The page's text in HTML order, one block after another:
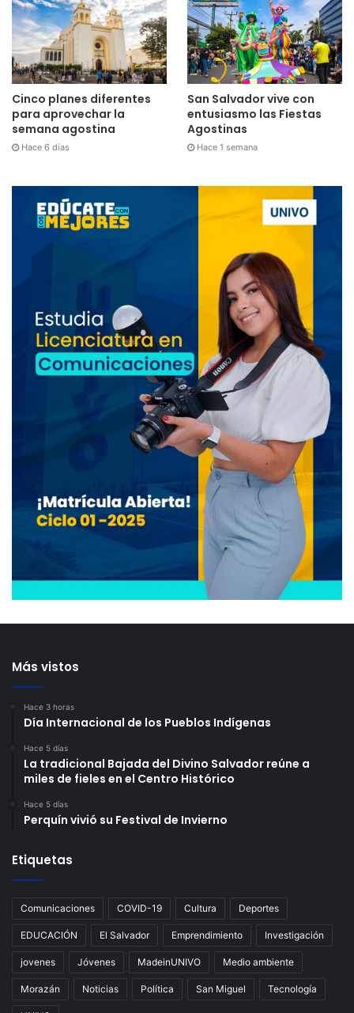
Cinco planes diferentes
para aprovechar la
semana agostina
Hace 6 días
San Salvador vive con
entusiasmo las Fiestas
Agostinas
Hace 1 semana
Más vistos
Hace 3 horas
Día Internacional de los Pueblos Indígenas
Hace 5 días
La tradicional Bajada del Divino Salvador reúne a
miles de fieles en el Centro Histórico
Hace 5 días
Perquín vivió su Festival de Invierno
Etiquetas
Comunicaciones COVID-19 Cultura Deportes
EDUCACIÓN El Salvador Emprendimiento Investigación
jovenes Jóvenes MadeinUNIVO Medio ambiente
Morazán Noticias Política San Miguel Tecnología